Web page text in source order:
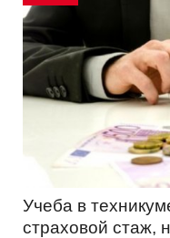
Учеба в
страховой стаж,